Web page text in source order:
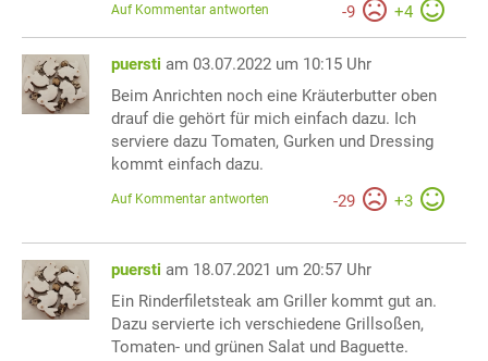
-9 +4
Auf Kommentar antworten
puersti am 03.07.2022 um 10:15 Uhr
Beim Anrichten noch eine Kräuterbutter oben
drauf die gehört für mich einfach dazu. Ich
serviere dazu Tomaten, Gurken und Dressing
kommt einfach dazu.
-29 +3
Auf Kommentar antworten
puersti am 18.07.2021 um 20:57 Uhr
Ein Rinderfiletsteak am Griller kommt gut an.
Dazu servierte ich verschiedene Grillsoßen,
Tomaten- und grünen Salat und Baguette.